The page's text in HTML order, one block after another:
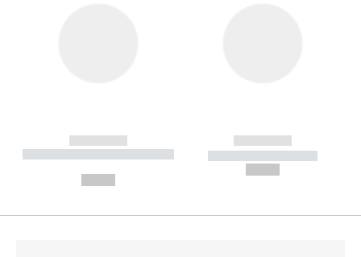
------------
----------- ----------- --------
------------
----------- -----------